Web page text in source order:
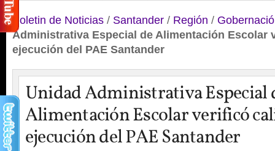
Boletin de Noticias / Santander / Región /
Administrativa Especial de Alimentación Escolar
ejecución del PAE Santander
Unidad Administrativa Especial
Alimentación Escolar verificó
ejecución del PAE Santander